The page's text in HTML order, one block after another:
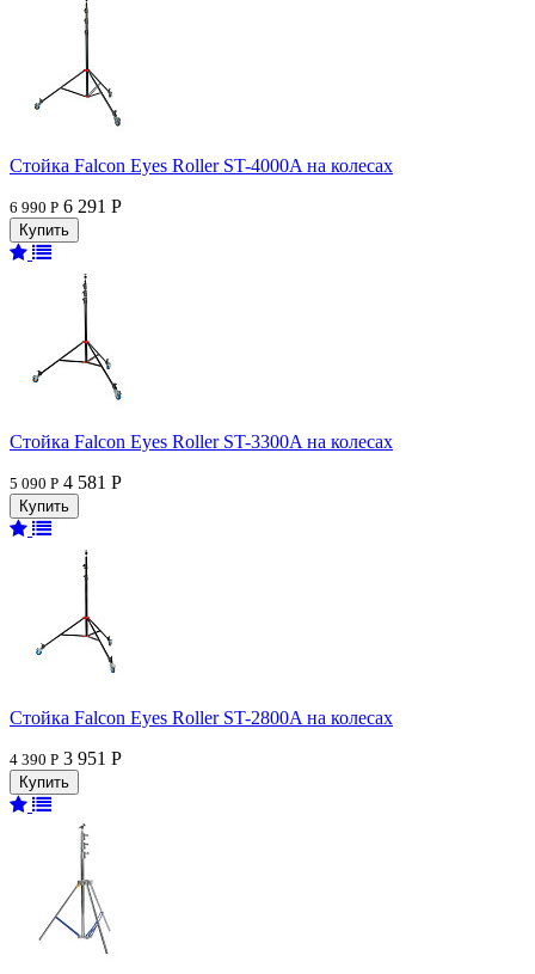
Стойка Falcon Eyes Roller ST-4000A на колесах
6 990 Р 6 291 Р
Стойка Falcon Eyes Roller ST-3300A на колесах
5 090 Р 4 581 Р
Стойка Falcon Eyes Roller ST-2800A на колесах
4 390 Р 3 951 Р